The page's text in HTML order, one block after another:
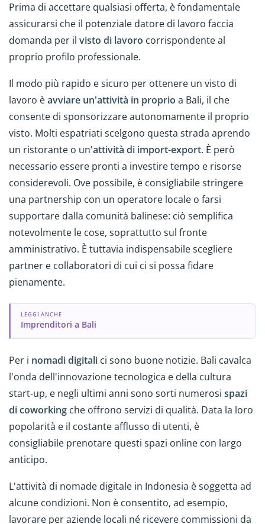
Prima di accettare qualsiasi offerta, è fondamentale
assicurarsi che il potenziale datore di lavoro faccia
domanda per il visto di lavoro corrispondente al
proprio profilo professionale.
Il modo più rapido e sicuro per ottenere un visto di
lavoro èavviare un'attività in proprio a Bali, il che
consente di sponsorizzare autonomamente il proprio
visto. Molti espatriati scelgono questa strada aprendo
un ristorante o un'attività di import-export. È però
necessario essere pronti a investire tempo e risorse
considerevoli. Ove possibile, è consigliabile stringere
una partnership con un operatore locale o farsi
supportare dalla comunità balinese: ciò semplifica
notevolmente le cose, soprattutto sul fronte
amministrativo. È tuttavia indispensabile scegliere
partner e collaboratori di cui ci si possa fidare
pienamente.
LEGGI ANCHE
Imprenditori a Bali
Per i nomadi digitali ci sono buone notizie. Bali cavalca
l'onda dell'innovazione tecnologica e della cultura
start-up, e negli ultimi anni sono sorti numerosi spazi
di coworking che offrono servizi di qualità. Data la loro
popolarità e il costante afflusso di utenti, è
consigliabile prenotare questi spazi online con largo
anticipo.
L'attività di nomade digitale in Indonesia è soggetta ad
alcune condizioni. Non è consentito, ad esempio,
lavorare per aziende locali né ricevere commissioni da